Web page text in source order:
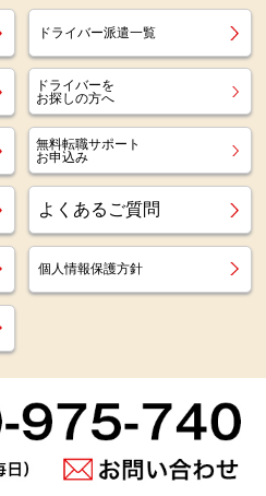
ドライバー派遣一覧
ドライバーを
お探しの方へ
無料転職サポート
お申込み
よくあるご質問
個人情報保護方針